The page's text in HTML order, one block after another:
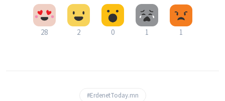
28 2 0 1 1
#ErdenetToday.mn